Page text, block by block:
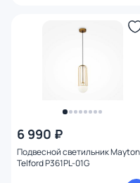
6 990 ₽
Подвесной светильник
Telford P361PL-01G
Вид лампы
Тип помещения